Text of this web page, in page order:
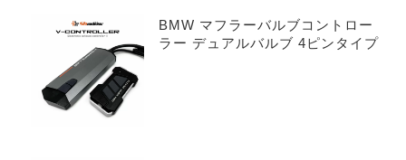
BMW マフラーバルブコントロー
ラー デュアルバルブ 4ピンタイプ